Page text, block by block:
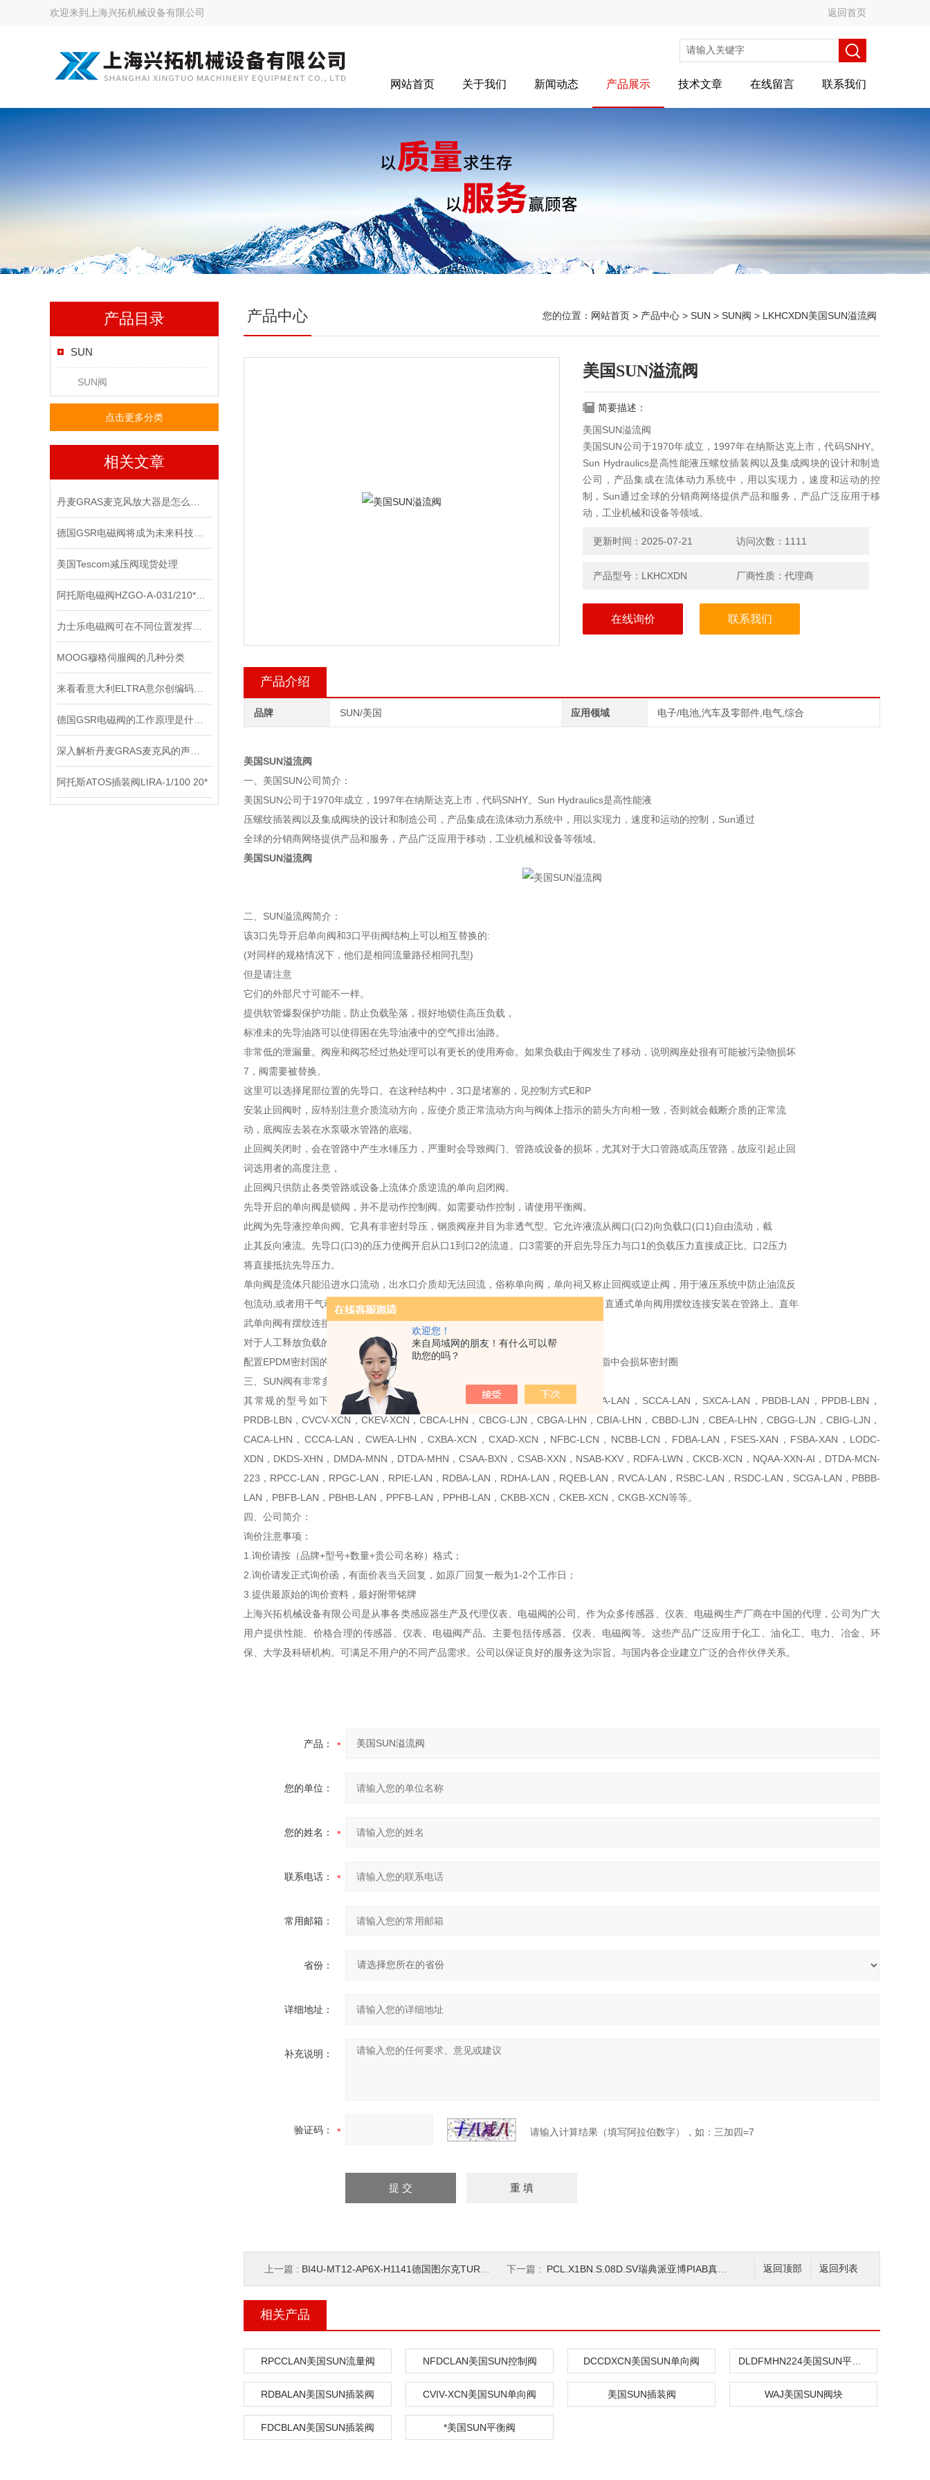
欢迎您！
来自局域网的朋友！有什么可以帮
助您的吗？
欢迎来到 上海兴拓机械设备有限公司 返回首页
网站首页 关于我们 新闻动态 产品展示 技术文章 在线留言 联系我们
产品目录
SUN
SUN阀
点击更多分类
相关文章
美国Tescom减压阀现货处理
MOOG穆格伺服阀的几种分类
阿托斯ATOS插装阀LIRA-1/100 20*
产品中心 您的位置： 网站首页 > 产品中心 > SUN > SUN阀 > LKHCXDN美国SUN溢流阀
美国SUN溢流阀
简要描述：
美国SUN溢流阀
美国SUN公司于1970年成立，1997年在纳斯达克上市，代码SNHY。
Sun Hydraulics是高性能液压螺纹插装阀以及集成阀块的设计和制造
公司，产品集成在流体动力系统中，用以实现力，速度和运动的控
制，Sun通过全球的分销商网络提供产品和服务，产品广泛应用于移
动，工业机械和设备等领域。
更新时间：2025-07-21 访问次数：1111
产品型号：LKHCXDN 厂商性质：代理商
在线询价 联系我们
产品介绍
品牌 SUN/美国 应用领域 电子/电池,汽车及零部件,电气,综合
美国SUN溢流阀
一、美国SUN公司简介：
美国SUN公司于1970年成立，1997年在纳斯达克上市，代码SNHY。Sun Hydraulics是高性能液
压螺纹插装阀以及集成阀块的设计和制造公司，产品集成在流体动力系统中，用以实现力，速度和运动的控制，Sun通过
全球的分销商网络提供产品和服务，产品广泛应用于移动，工业机械和设备等领域。
美国SUN溢流阀
二、SUN溢流阀简介：
该3口先导开启单向阀和3口平街阀结构上可以相互替换的:
(对同样的规格情况下，他们是相同流量路径相同孔型)
但是请注意
它们的外部尺寸可能不一样。
提供软管爆裂保护功能，防止负载坠落，很好地锁住高压负载，
标准未的先导油路可以使得困在先导油液中的空气排出油路。
非常低的泄漏量。阀座和阀芯经过热处理可以有更长的使用寿命。如果负载由于阀发生了移动，说明阀座处很有可能被污染物损坏
7，阀需要被替换。
这里可以选择尾部位置的先导口。在这种结构中，3口是堵塞的，见控制方式E和P
安装止回阀时，应特别注意介质流动方向，应使介质正常流动方向与阀体上指示的箭头方向相一致，否则就会截断介质的正常流
动，底阀应去装在水泵吸水管路的底端。
止回阀关闭时，会在管路中产生水锤压力，严重时会导致阀门、管路或设备的损坏，尤其对于大口管路或高压管路，故应引起止回
词选用者的高度注意，
止回阀只供防止各类管路或设备上流体介质逆流的单向启闭阀。
先导开启的单向阀是锁阀，并不是动作控制阀。如需要动作控制，请使用平衡阀。
此阀为先导液控单向阀。它具有非密封导压，钢质阀座并目为非透气型。它允许液流从阀口(口2)向负载口(口1)自由流动，截
止其反向液流。先导口(口3)的压力使阀开启从口1到口2的流道。口3需要的开启先导压力与口1的负载压力直接成正比。口2压力
将直接抵抗先导压力。
单向阀是流体只能沿进水口流动，出水口介质却无法回流，俗称单向阀，单向祠又称止回阀或逆止阀，用于液压系统中防止油流反
包流动,或者用干气动系统中防止斥缩空气逆向流动，单向阀有直通式和直角式两种。直通式单向阀用摆纹连接安装在管路上。直年
武单向阀有摆纹连接，板式连接和法兰连接一种形式
对于人工释放负载的控制，顺时针可减小负载。
配置EPDM密封国的插装阀可用在磷酸酯液压油系统。暴露在石油基液压油或润滑油脂中会损坏密封圈
三、SUN阀有非常多的型号：
其常规的型号如下：RPEC-LAN，RPEE-LAN，RDDA-LAN，RBAC-LAN，RVBA-LAN，SCCA-LAN，SXCA-LAN，PBDB-LAN，PPDB-LBN，
PRDB-LBN，CVCV-XCN，CKEV-XCN，CBCA-LHN，CBCG-LJN，CBGA-LHN，CBIA-LHN，CBBD-LJN，CBEA-LHN，CBGG-LJN，CBIG-LJN，
CACA-LHN，CCCA-LAN，CWEA-LHN，CXBA-XCN，CXAD-XCN，NFBC-LCN，NCBB-LCN，FDBA-LAN，FSES-XAN，FSBA-XAN，LODC-
XDN，DKDS-XHN，DMDA-MNN，DTDA-MHN，CSAA-BXN，CSAB-XXN，NSAB-KXV，RDFA-LWN，CKCB-XCN，NQAA-XXN-AI，DTDA-MCN-
223，RPCC-LAN，RPGC-LAN，RPIE-LAN，RDBA-LAN，RDHA-LAN，RQEB-LAN，RVCA-LAN，RSBC-LAN，RSDC-LAN，SCGA-LAN，PBBB-
LAN，PBFB-LAN，PBHB-LAN，PPFB-LAN，PPHB-LAN，CKBB-XCN，CKEB-XCN，CKGB-XCN等等。
四、公司简介：
询价注意事项：
1.询价请按（品牌+型号+数量+贵公司名称）格式；
2.询价请发正式询价函，有面价表当天回复，如原厂回复一般为1-2个工作日；
3.提供最原始的询价资料，最好附带铭牌
上海兴拓机械设备有限公司是从事各类感应器生产及代理仪表、电磁阀的公司。作为众多传感器、仪表、电磁阀生产厂商在中国的代理，公司为广大
用户提供性能、价格合理的传感器、仪表、电磁阀产品。主要包括传感器、仪表、电磁阀等。这些产品广泛应用于化工、油化工、电力、冶金、环
保、大学及科研机构。可满足不用户的不同产品需求。公司以保证良好的服务这为宗旨。与国内各企业建立广泛的合作伙伴关系。
产品：
您的单位：
您的姓名：
联系电话：
常用邮箱：
省份：
详细地址：
补充说明：
验证码： 请输入计算结果（填写阿拉伯数字），如：三加四=7
返回列表
返回顶部
上一篇 : BI4U-MT12-AP6X-H1141德国图尔克TURCK传感器 下一篇 : PCL.X1BN.S.08D.SV瑞典派亚博PIAB真空发生器
相关产品
RPCCLAN美国SUN流量阀 NFDCLAN美国SUN控制阀 DCCDXCN美国SUN单向阀
RDBALAN美国SUN插装阀 CVIV-XCN美国SUN单向阀 美国SUN插装阀 WAJ美国SUN阀块
FDCBLAN美国SUN插装阀 *美国SUN平衡阀